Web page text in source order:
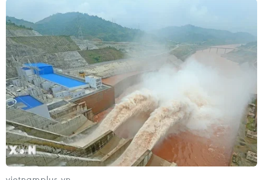
dân nước này sẽ phải đối mặt với nạn đói
nghiêm trọng trong năm nay vì thiên tai và bạo
lực./.